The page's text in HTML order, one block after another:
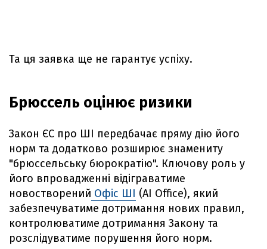
Та ця заявка ще не гарантує успіху.
Брюссель оцінює ризики
Закон ЄС про ШІ передбачає пряму дію його
норм та додатково розширює знамениту
"брюссельську бюрократію". Ключову роль у
його впровадженні відіграватиме
новостворений Офіс ШІ (AI Office), який
забезпечуватиме дотримання нових правил,
контролюватиме дотримання Закону та
розслідуватиме порушення його норм.